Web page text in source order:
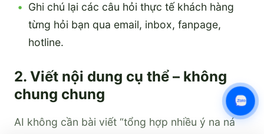
Ghi chú lại các câu hỏi thực tế khách hàng
từng hỏi bạn qua email, inbox, fanpage,
hotline.
2. Viết nội dung cụ thể – không
chung chung
AI không cần bài viết “tổng hợp nhiều ý na ná